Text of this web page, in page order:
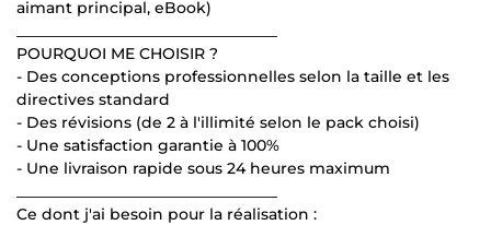
aimant principal, eBook)
POURQUOI ME CHOISIR ?
- Des conceptions professionnelles selon la taille et les
directives standard
- Des révisions (de 2 à l'illimité selon le pack choisi)
- Une satisfaction garantie à 100%
- Une livraison rapide sous 24 heures maximum
Ce dont j'ai besoin pour la réalisation :